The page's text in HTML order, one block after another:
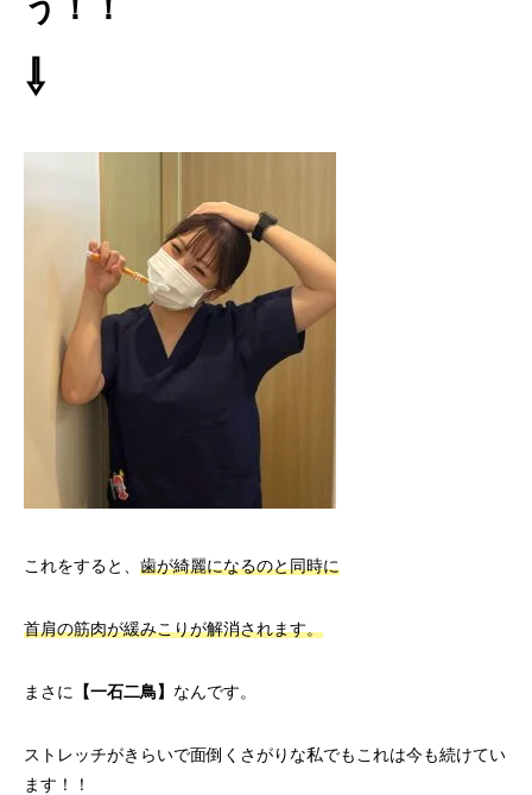
⇩
これをすると、 歯が綺麗になるのと同時に
首肩の筋肉が緩みこりが解消されます。
まさに 【一石二鳥】 なんです。
ストレッチがきらいで面倒くさがりな私でもこれは今も続けてい
ます！！